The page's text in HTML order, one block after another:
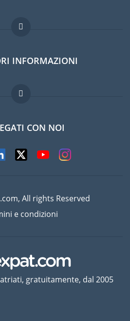
per expat
per expat
all'estero
INFORMAZIONI
frequenti
CON NOI
All rights Reserved
e condizioni
gratuitamente, dal 2005